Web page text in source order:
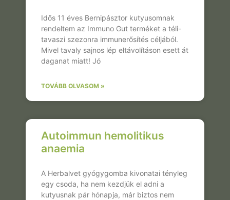
Idős 11 éves Bernipásztor kutyusomnak
rendeltem az Immuno Gut terméket a téli-
tavaszi szezonra immunerősítés céljából.
Mivel tavaly sajnos lép eltávolításon esett át
daganat miatt! Jó
TOVÁBB OLVASOM »
Autoimmun hemolitikus
anaemia
A Herbalvet gyógygomba kivonatai tényleg
egy csoda, ha nem kezdjük el adni a
kutyusnak pár hónapja, már biztos nem